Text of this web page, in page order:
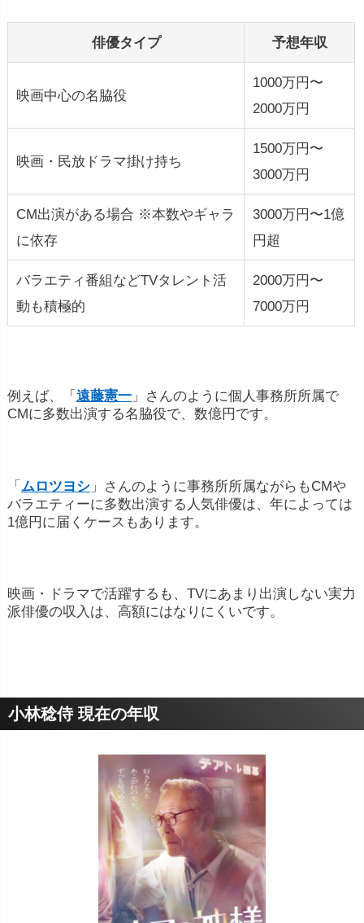
俳優タイプ 予想年収
映画中心の名脇役
1000万円〜
2000万円
映画・民放ドラマ掛け持ち
1500万円〜
3000万円
CM出演がある場合 ※本数やギャラ
に依存
3000万円〜1億
円超
バラエティ番組などTVタレント活
動も積極的
2000万円〜
7000万円
例えば、「 遠藤憲一 」さんのように個人事務所所属で
CMに多数出演する名脇役で、数億円です。
「ムロツヨシ 」さんのように事務所所属ながらもCMや
バラエティーに多数出演する人気俳優は、年によっては
1億円に届くケースもあります。
映画・ドラマで活躍するも、TVにあまり出演しない実力
派俳優の収入は、高額にはなりにくいです。
小林稔侍 現在の年収